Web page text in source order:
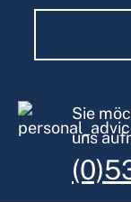
Sie
uns